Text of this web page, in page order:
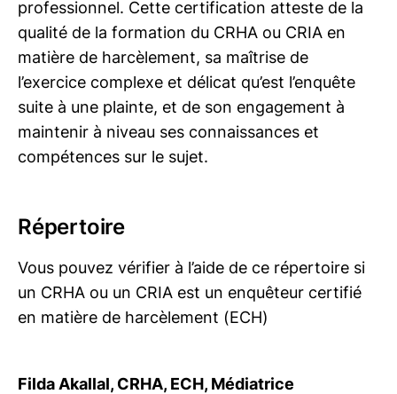
professionnel. Cette certification atteste de la
qualité de la formation du CRHA ou CRIA en
matière de harcèlement, sa maîtrise de
l’exercice complexe et délicat qu’est l’enquête
suite à une plainte, et de son engagement à
maintenir à niveau ses connaissances et
compétences sur le sujet.
Répertoire
Vous pouvez vérifier à l’aide de ce répertoire si
un CRHA ou un CRIA est un enquêteur certifié
en matière de harcèlement (ECH)
Filda Akallal, CRHA, ECH, Médiatrice